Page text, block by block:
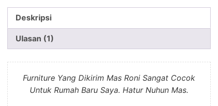
Deskripsi
Ulasan (1)
Furniture Yang Dikirim Mas Roni Sangat Cocok
Untuk Rumah Baru Saya. Hatur Nuhun Mas.